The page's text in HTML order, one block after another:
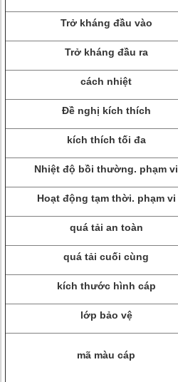
Trở kháng đầu vào
Trở kháng đầu ra
cách nhiệt
Đề nghị kích thích
kích thích tối đa
Nhiệt độ bồi thường. phạm vi
Hoạt động tạm thời. phạm vi
quá tải an toàn
quá tải cuối cùng
kích thước hình cáp
lớp bảo vệ
mã màu cáp